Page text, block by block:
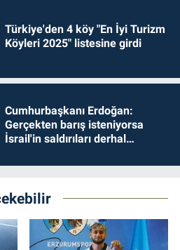
Türkiye'den 4 köy "En İyi Turizm
Köyleri 2025" listesine girdi
Cumhurbaşkanı Erdoğan:
Gerçekten barış isteniyorsa
İsrail'in saldırıları derhal